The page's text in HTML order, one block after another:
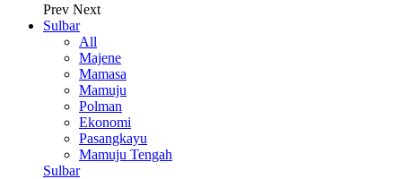
Prev Next
Sulbar
All
Majene
Mamasa
Mamuju
Polman
Ekonomi
Pasangkayu
Mamuju Tengah
Sulbar